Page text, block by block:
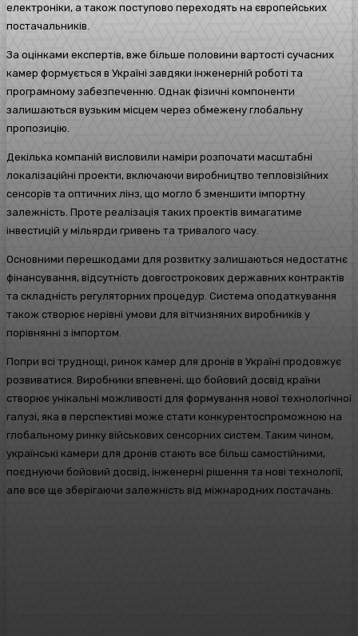
електроніки, а також поступово переходять на європейських
постачальників.
За оцінками експертів, вже більше половини вартості сучасних
камер формується в Україні завдяки інженерній роботі та
програмному забезпеченню. Однак фізичні компоненти
залишаються вузьким місцем через обмежену глобальну
пропозицію.
Декілька компаній висловили наміри розпочати масштабні
локалізаційні проекти, включаючи виробництво тепловізійних
сенсорів та оптичних лінз, що могло б зменшити імпортну
залежність. Проте реалізація таких проектів вимагатиме
інвестицій у мільярди гривень та тривалого часу.
Основними перешкодами для розвитку залишаються недостатнє
фінансування, відсутність довгострокових державних контрактів
та складність регуляторних процедур. Система оподаткування
також створює нерівні умови для вітчизняних виробників у
порівнянні з імпортом.
Попри всі труднощі, ринок камер для дронів в Україні продовжує
розвиватися. Виробники впевнені, що бойовий досвід країни
створює унікальні можливості для формування нової технологічної
галузі, яка в перспективі може стати конкурентоспроможною на
глобальному ринку військових сенсорних систем. Таким чином,
українські камери для дронів стають все більш самостійними,
поєднуючи бойовий досвід, інженерні рішення та нові технології,
але все ще зберігаючи залежність від міжнародних постачань.